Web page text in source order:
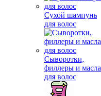
Сухой шампунь
для волос
Сыворотки,
филлеры и масла
для волос